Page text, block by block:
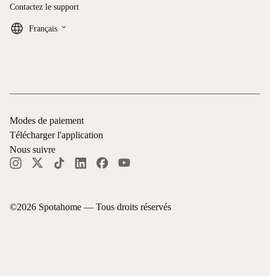
Contactez le support
Français keyboard_arrow_down
©2026 Spotahome — Tous droits réservés
Modes de paiement
Télécharger l'application
Nous suivre